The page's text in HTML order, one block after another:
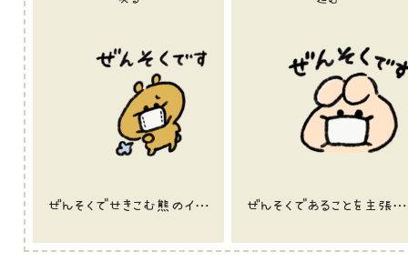
ぜんそくでせきこむ熊のイラスト ぜんそくであることを主張するうさぎのイラスト